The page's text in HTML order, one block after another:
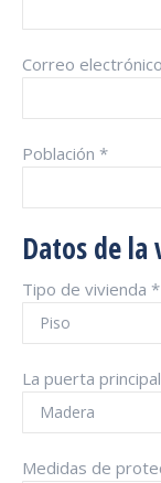
Correo
Población *
Datos de la
Tipo de vivienda *
La puerta
Medidas de